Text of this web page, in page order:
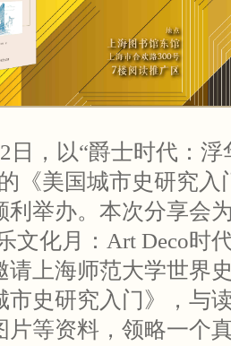
日，以“爵士时代：
《美国城市史研究
利举办。本次分享会
文化月：Art Deco时
请上海师范大学世界
市史研究入门》，与
片等资料，领略一个